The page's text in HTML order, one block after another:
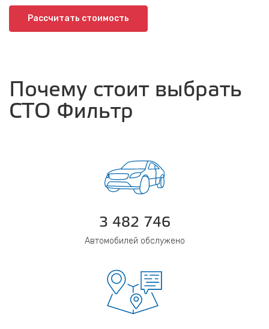
Рассчитать стоимость
Почему стоит выбрать
СТО Фильтр
3 482 746
Автомобилей обслужено